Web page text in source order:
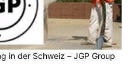
in der Schweiz – JGP Group